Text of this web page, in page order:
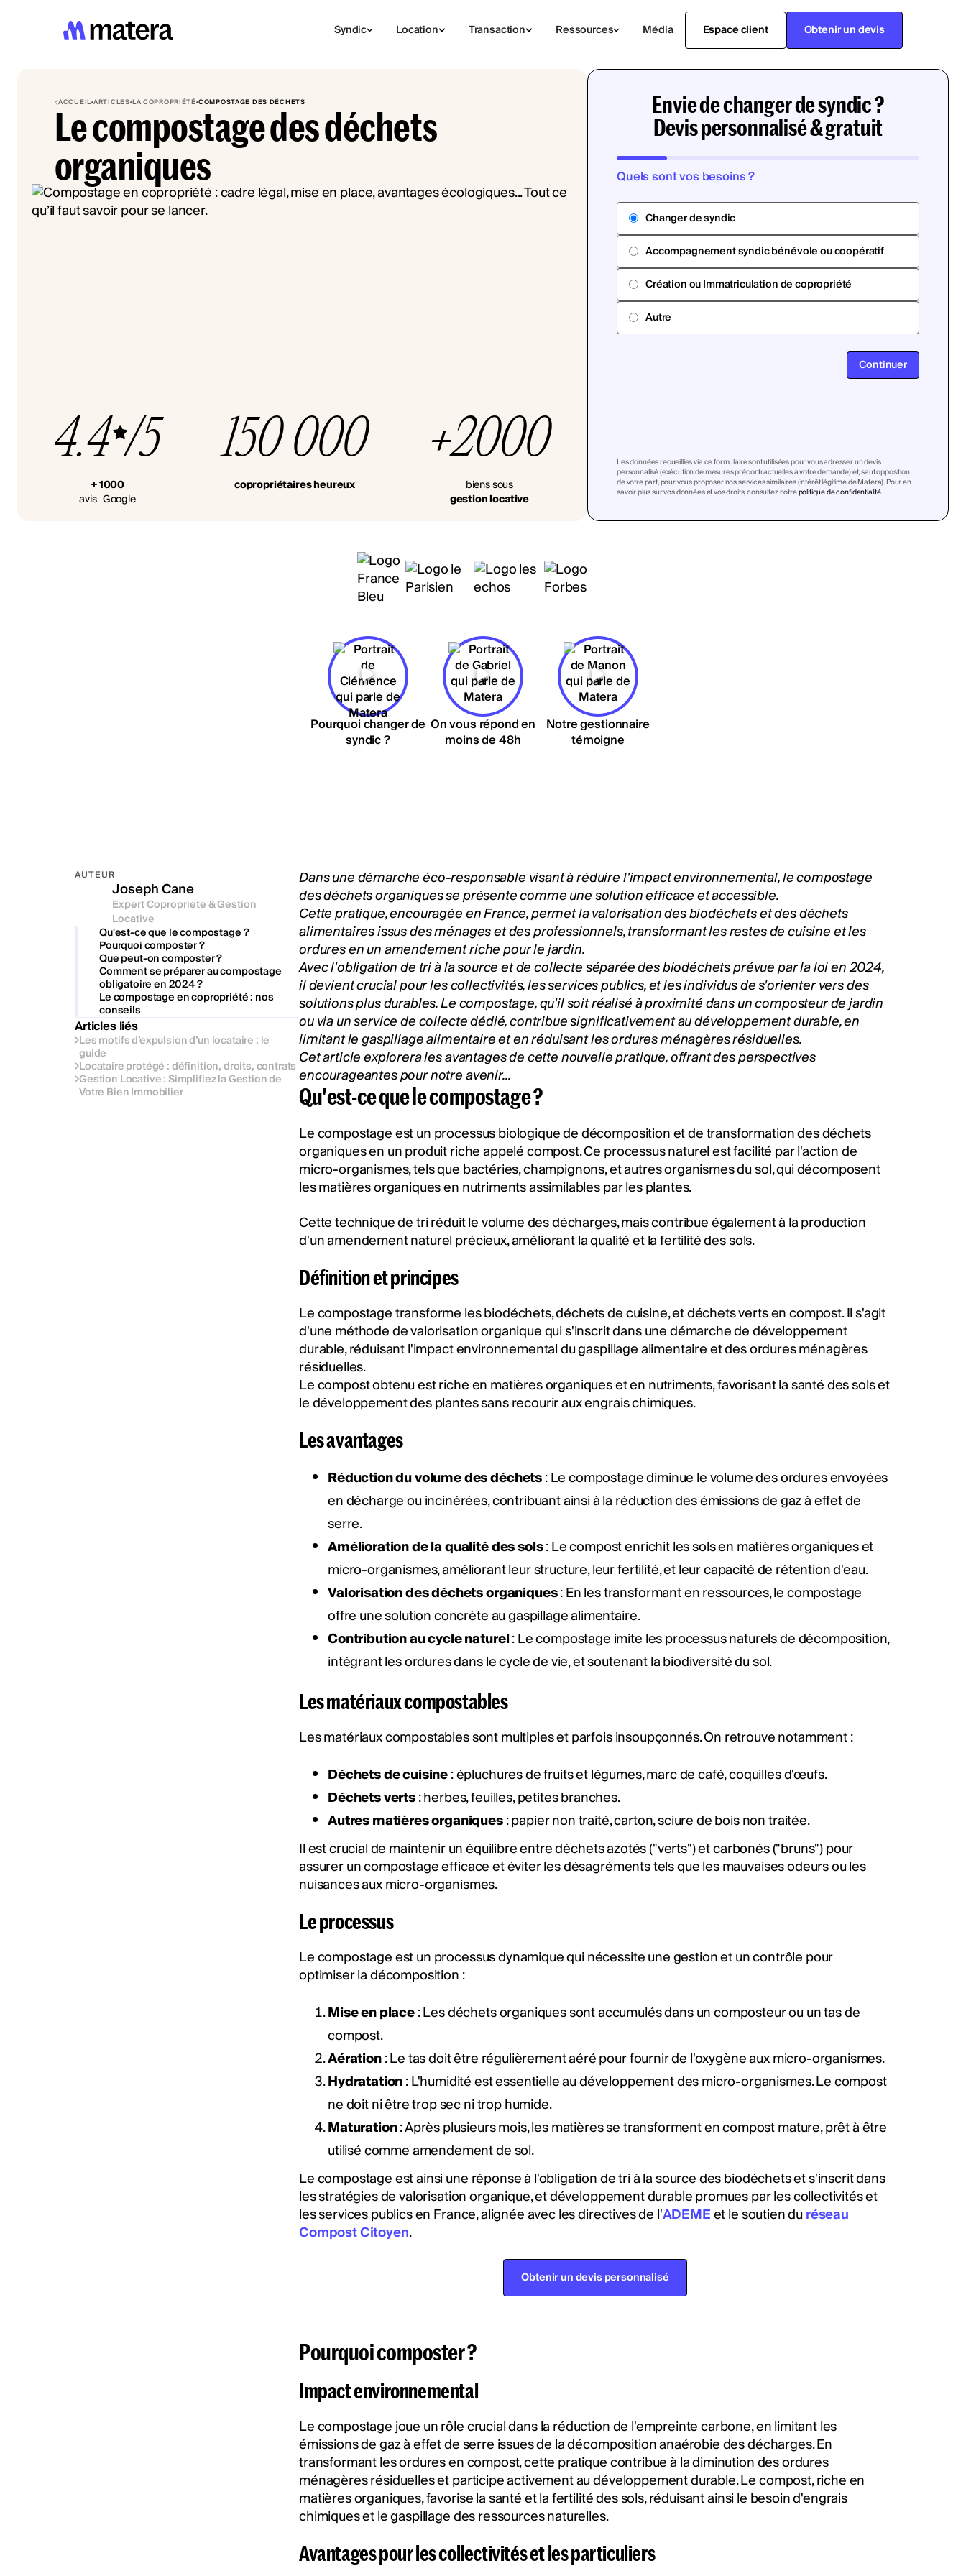
Syndic Location Transaction Ressources Média Espace client Obtenir un devis
ACCUEILARTICLES LA COPROPRIÉTÉ COMPOSTAGE DES DÉCHETS
Le compostage des déchets
organiques
4.4 /5
+ 1000
avis Google
150 000
copropriétaires heureux
+2000
biens sous
gestion locative
Envie de changer de syndic ?
Devis personnalisé & gratuit
Quels sont vos besoins ?
Changer de syndic
Accompagnement syndic bénévole ou coopératif
Création ou Immatriculation de copropriété
Autre
Continuer
Les données recueillies via ce formulaire sont utilisées pour vous adresser un devis
personnalisé (exécution de mesures précontractuelles à votre demande) et, sauf opposition
de votre part, pour vous proposer nos services similaires (intérêt légitime de Matera). Pour en
savoir plus sur vos données et vos droits, consultez notrepolitique de confidentialité.
Pourquoi changer de
syndic ?
On vous répond en
moins de 48h
Notre gestionnaire
témoigne
AUTEUR
Joseph Cane
Expert Copropriété & Gestion
Locative
Qu'est-ce que le compostage ?
Pourquoi composter ?
Que peut-on composter ?
Comment se préparer au compostage
obligatoire en 2024 ?
Le compostage en copropriété : nos
conseils
Articles liés
Les motifs d’expulsion d’un locataire : le
guide
Locataire protégé : définition, droits, contrats
Gestion Locative : Simplifiez la Gestion de
Votre Bien Immobilier
Dans une démarche éco-responsable visant à réduire l'impact environnemental, le compostage
des déchets organiques se présente comme une solution efficace et accessible.
Cette pratique, encouragée en France, permet la valorisation des biodéchets et des déchets
alimentaires issus des ménages et des professionnels, transformant les restes de cuisine et les
ordures en un amendement riche pour le jardin.
Avec l'obligation de tri à la source et de collecte séparée des biodéchets prévue par la loi en 2024,
il devient crucial pour les collectivités, les services publics, et les individus de s'orienter vers des
solutions plus durables. Le compostage, qu'il soit réalisé à proximité dans un composteur de jardin
ou via un service de collecte dédié, contribue significativement au développement durable, en
limitant le gaspillage alimentaire et en réduisant les ordures ménagères résiduelles.
Cet article explorera les avantages de cette nouvelle pratique, offrant des perspectives
encourageantes pour notre avenir...
Qu'est-ce que le compostage ?
Le compostage est un processus biologique de décomposition et de transformation des déchets
organiques en un produit riche appelé compost. Ce processus naturel est facilité par l'action de
micro-organismes, tels que bactéries, champignons, et autres organismes du sol, qui décomposent
les matières organiques en nutriments assimilables par les plantes.
Cette technique de tri réduit le volume des décharges, mais contribue également à la production
d'un amendement naturel précieux, améliorant la qualité et la fertilité des sols.
Définition et principes
Le compostage transforme les biodéchets, déchets de cuisine, et déchets verts en compost. Il s'agit
d'une méthode de valorisation organique qui s'inscrit dans une démarche de développement
durable, réduisant l'impact environnemental du gaspillage alimentaire et des ordures ménagères
résiduelles.
Le compost obtenu est riche en matières organiques et en nutriments, favorisant la santé des sols et
le développement des plantes sans recourir aux engrais chimiques.
Les avantages
Réduction du volume des déchets: Le compostage diminue le volume des ordures envoyées
en décharge ou incinérées, contribuant ainsi à la réduction des émissions de gaz à effet de
serre.
Amélioration de la qualité des sols: Le compost enrichit les sols en matières organiques et
micro-organismes, améliorant leur structure, leur fertilité, et leur capacité de rétention d'eau.
Valorisation des déchets organiques: En les transformant en ressources, le compostage
offre une solution concrète au gaspillage alimentaire.
Contribution au cycle naturel: Le compostage imite les processus naturels de décomposition,
intégrant les ordures dans le cycle de vie, et soutenant la biodiversité du sol.
Les matériaux compostables
Les matériaux compostables sont multiples et parfois insoupçonnés. On retrouve notamment :
Déchets de cuisine: épluchures de fruits et légumes, marc de café, coquilles d'œufs.
Déchets verts: herbes, feuilles, petites branches.
Autres matières organiques: papier non traité, carton, sciure de bois non traitée.
Il est crucial de maintenir un équilibre entre déchets azotés ("verts") et carbonés ("bruns") pour
assurer un compostage efficace et éviter les désagréments tels que les mauvaises odeurs ou les
nuisances aux micro-organismes.
Le processus
Le compostage est un processus dynamique qui nécessite une gestion et un contrôle pour
optimiser la décomposition :
Mise en place: Les déchets organiques sont accumulés dans un composteur ou un tas de
compost.
Aération: Le tas doit être régulièrement aéré pour fournir de l'oxygène aux micro-organismes.
Hydratation: L'humidité est essentielle au développement des micro-organismes. Le compost
ne doit ni être trop sec ni trop humide.
Maturation: Après plusieurs mois, les matières se transforment en compost mature, prêt à être
utilisé comme amendement de sol.
Le compostage est ainsi une réponse à l'obligation de tri à la source des biodéchets et s'inscrit dans
les stratégies de valorisation organique, et développement durable promues par les collectivités et
les services publics en France, alignée avec les directives de l'ADEMEet le soutien duréseau
Compost Citoyen.
Obtenir un devis personnalisé
Pourquoi composter ?
Impact environnemental
Le compostage joue un rôle crucial dans la réduction de l'empreinte carbone, en limitant les
émissions de gaz à effet de serre issues de la décomposition anaérobie des décharges. En
transformant les ordures en compost, cette pratique contribue à la diminution des ordures
ménagères résiduelles et participe activement au développement durable. Le compost, riche en
matières organiques, favorise la santé et la fertilité des sols, réduisant ainsi le besoin d'engrais
chimiques et le gaspillage des ressources naturelles.
Avantages pour les collectivités et les particuliers